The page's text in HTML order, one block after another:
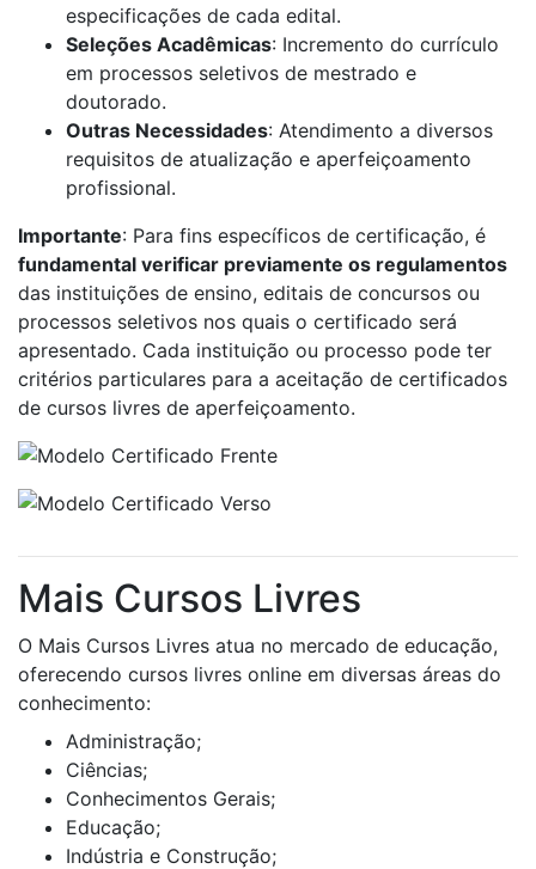
especificações de cada edital.
Seleções Acadêmicas: Incremento do currículo
em processos seletivos de mestrado e
doutorado.
Outras Necessidades: Atendimento a diversos
requisitos de atualização e aperfeiçoamento
profissional.
Importante: Para fins específicos de certificação, é
fundamental verificar previamente os regulamentos
das instituições de ensino, editais de concursos ou
processos seletivos nos quais o certificado será
apresentado. Cada instituição ou processo pode ter
critérios particulares para a aceitação de certificados
de cursos livres de aperfeiçoamento.
Mais Cursos Livres
O Mais Cursos Livres atua no mercado de educação,
oferecendo cursos livres online em diversas áreas do
conhecimento:
Administração;
Ciências;
Conhecimentos Gerais;
Educação;
Indústria e Construção;